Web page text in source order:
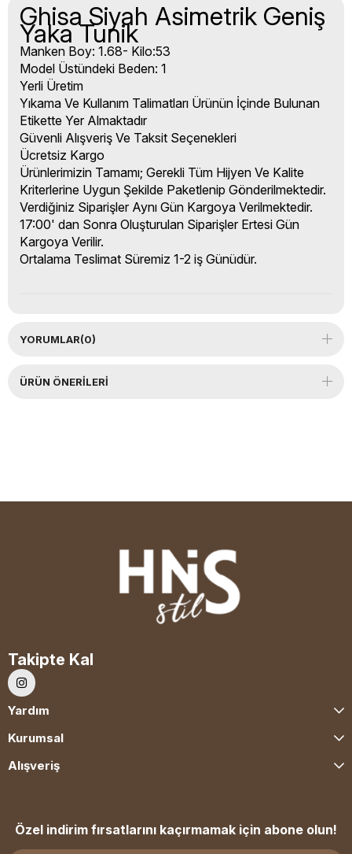
Ghisa Siyah Asimetrik Geniş
Yaka Tunik
Manken Boy: 1.68- Kilo:53
Model Üstündeki Beden: 1
Yerli Üretim
Yıkama Ve Kullanım Talimatları Ürünün İçinde Bulunan
Etikette Yer Almaktadır
Güvenli Alışveriş Ve Taksit Seçenekleri
Ücretsiz Kargo
Ürünlerimizin Tamamı; Gerekli Tüm Hijyen Ve Kalite
Kriterlerine Uygun Şekilde Paketlenip Gönderilmektedir.
Verdiğiniz Siparişler Aynı Gün Kargoya Verilmektedir.
17:00' dan Sonra Oluşturulan Siparişler Ertesi Gün
Kargoya Verilir.
Ortalama Teslimat Süremiz 1-2 iş Günüdür.
YORUMLAR(0)
ÜRÜN ÖNERILERI
Takipte Kal
Yardım
Kurumsal
Alışveriş
Özel indirim fırsatlarını kaçırmamak için abone olun!